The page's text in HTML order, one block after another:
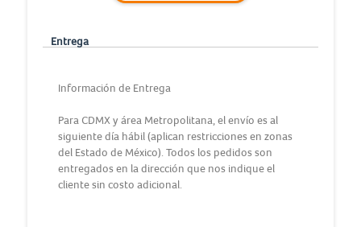
Entrega
Información de Entrega
Para CDMX y área Metropolitana, el envío es al
siguiente día hábil (aplican restricciones en zonas
del Estado de México). Todos los pedidos son
entregados en la dirección que nos indique el
cliente sin costo adicional.